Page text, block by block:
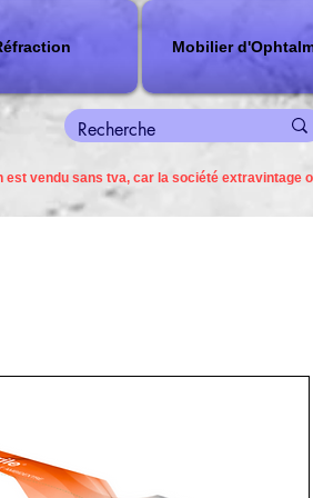
Mobilier
est vendu sans tva, car la société extravintage